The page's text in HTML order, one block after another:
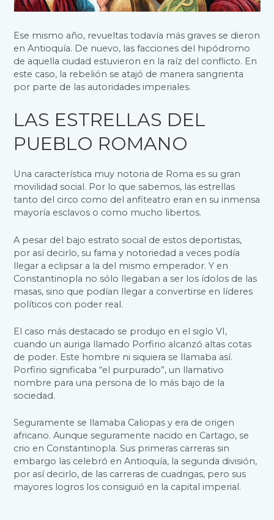
Ese mismo año, revueltas todavía más graves se dieron
en Antioquía. De nuevo, las facciones del hipódromo
de aquella ciudad estuvieron en la raíz del conflicto. En
este caso, la rebelión se atajó de manera sangrienta
por parte de las autoridades imperiales.
LAS ESTRELLAS DEL
PUEBLO ROMANO
Una característica muy notoria de Roma es su gran
movilidad social. Por lo que sabemos, las estrellas
tanto del circo como del anfiteatro eran en su inmensa
mayoría esclavos o como mucho libertos.
A pesar del bajo estrato social de estos deportistas,
por así decirlo, su fama y notoriedad a veces podía
llegar a eclipsar a la del mismo emperador. Y en
Constantinopla no sólo llegaban a ser los ídolos de las
masas, sino que podían llegar a convertirse en líderes
políticos con poder real.
El caso más destacado se produjo en el siglo VI,
cuando un auriga llamado Porfirio alcanzó altas cotas
de poder. Este hombre ni siquiera se llamaba así.
Porfirio significaba “el purpurado”, un llamativo
nombre para una persona de lo más bajo de la
sociedad.
Seguramente se llamaba Caliopas y era de origen
africano. Aunque seguramente nacido en Cartago, se
crio en Constantinopla. Sus primeras carreras sin
embargo las celebró en Antioquía, la segunda división,
por así decirlo, de las carreras de cuadrigas, pero sus
mayores logros los consiguió en la capital imperial.